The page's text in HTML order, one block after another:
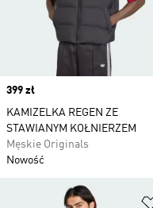
Price
399 zł
KAMIZELKA REGEN ZE
STAWIANYM KOŁNIERZEM
Męskie Originals
Nowość